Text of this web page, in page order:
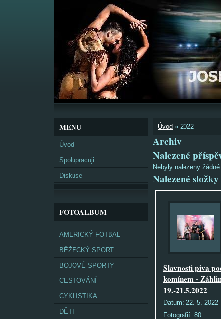
MENU
Úvod
Spolupracuji
Diskuse
FOTOALBUM
AMERICKÝ FOTBAL
BĚŽECKÝ SPORT
BOJOVÉ SPORTY
CESTOVÁNÍ
CYKLISTIKA
DĚTI
Úvod » 2022
Archiv
Nalezené
Nebyly nalezeny
Nalezené složky
Slavnosti piva
komínem -
19.-21.5.2022
Datum: 22. 5. 2022
Fotografií: 80